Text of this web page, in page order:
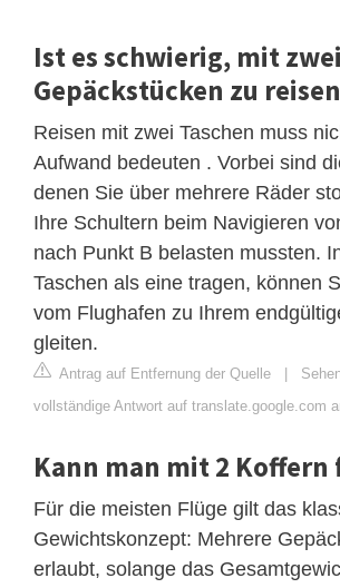
Ist es schwierig, mit zwei
Gepäckstücken zu
Reisen mit zwei Taschen muss
Aufwand bedeuten . Vorbei sind
denen Sie über mehrere Räder
Ihre Schultern beim Navigieren
nach Punkt B belasten mussten.
Taschen als eine tragen, können
vom Flughafen zu Ihrem
gleiten.
Antrag auf Entfernung der Quelle |
vollständige Antwort auf translate.google.com
Kann man mit 2 Koffern
Für die meisten Flüge gilt das
Gewichtskonzept: Mehrere
erlaubt, solange das